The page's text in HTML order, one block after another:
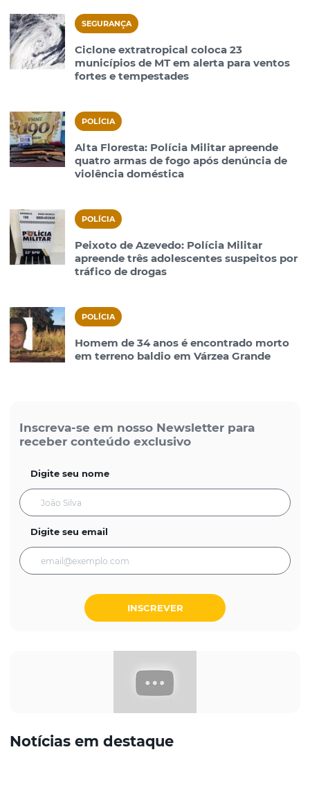
SEGURANÇA
Ciclone extratropical coloca 23
municípios de MT em alerta para ventos
fortes e tempestades
POLÍCIA
Alta Floresta: Polícia Militar apreende
quatro armas de fogo após denúncia de
violência doméstica
POLÍCIA
Peixoto de Azevedo: Polícia Militar
apreende três adolescentes suspeitos por
tráfico de drogas
POLÍCIA
Homem de 34 anos é encontrado morto
em terreno baldio em Várzea Grande
Inscreva-se em nosso Newsletter para
receber conteúdo exclusivo
Digite seu nome
Digite seu email
INSCREVER
Notícias em destaque